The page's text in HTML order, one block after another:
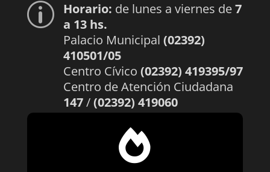
p Horario: de lunes a viernes de7
a 13 hs.
Palacio Municipal (02392)
410501/05
Centro Cívico (02392) 419395/97
Centro de Atención Ciudadana
147/(02392) 419060
